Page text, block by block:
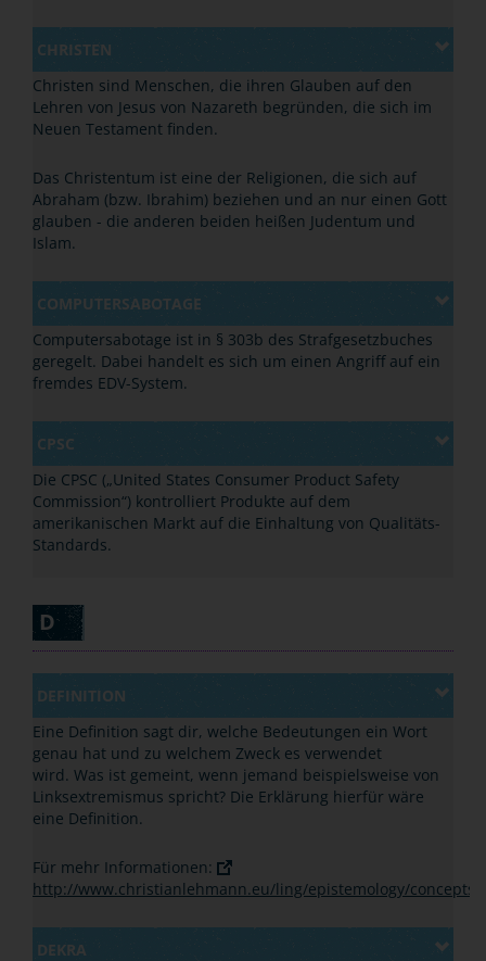
CHRISTEN
Christen sind Menschen, die ihren Glauben auf den
Lehren von Jesus von Nazareth begründen, die sich im
Neuen Testament finden.
Das Christentum ist eine der Religionen, die sich auf
Abraham (bzw. Ibrahim) beziehen und an nur einen Gott
glauben - die anderen beiden heißen Judentum und
Islam.
COMPUTERSABOTAGE
Computersabotage ist in § 303b des Strafgesetzbuches
geregelt. Dabei handelt es sich um einen Angriff auf ein
fremdes EDV-System.
CPSC
Die CPSC („United States Consumer Product Safety
Commission“) kontrolliert Produkte auf dem
amerikanischen Markt auf die Einhaltung von Qualitäts-
Standards.
D
DEFINITION
Eine Definition sagt dir, welche Bedeutungen ein Wort
genau hat und zu welchem Zweck es verwendet
wird. Was ist gemeint, wenn jemand beispielsweise von
Linksextremismus spricht? Die Erklärung hierfür wäre
eine Definition.
Für mehr Informationen:
http://www.christianlehmann.eu/ling/epistemology/
DEKRA